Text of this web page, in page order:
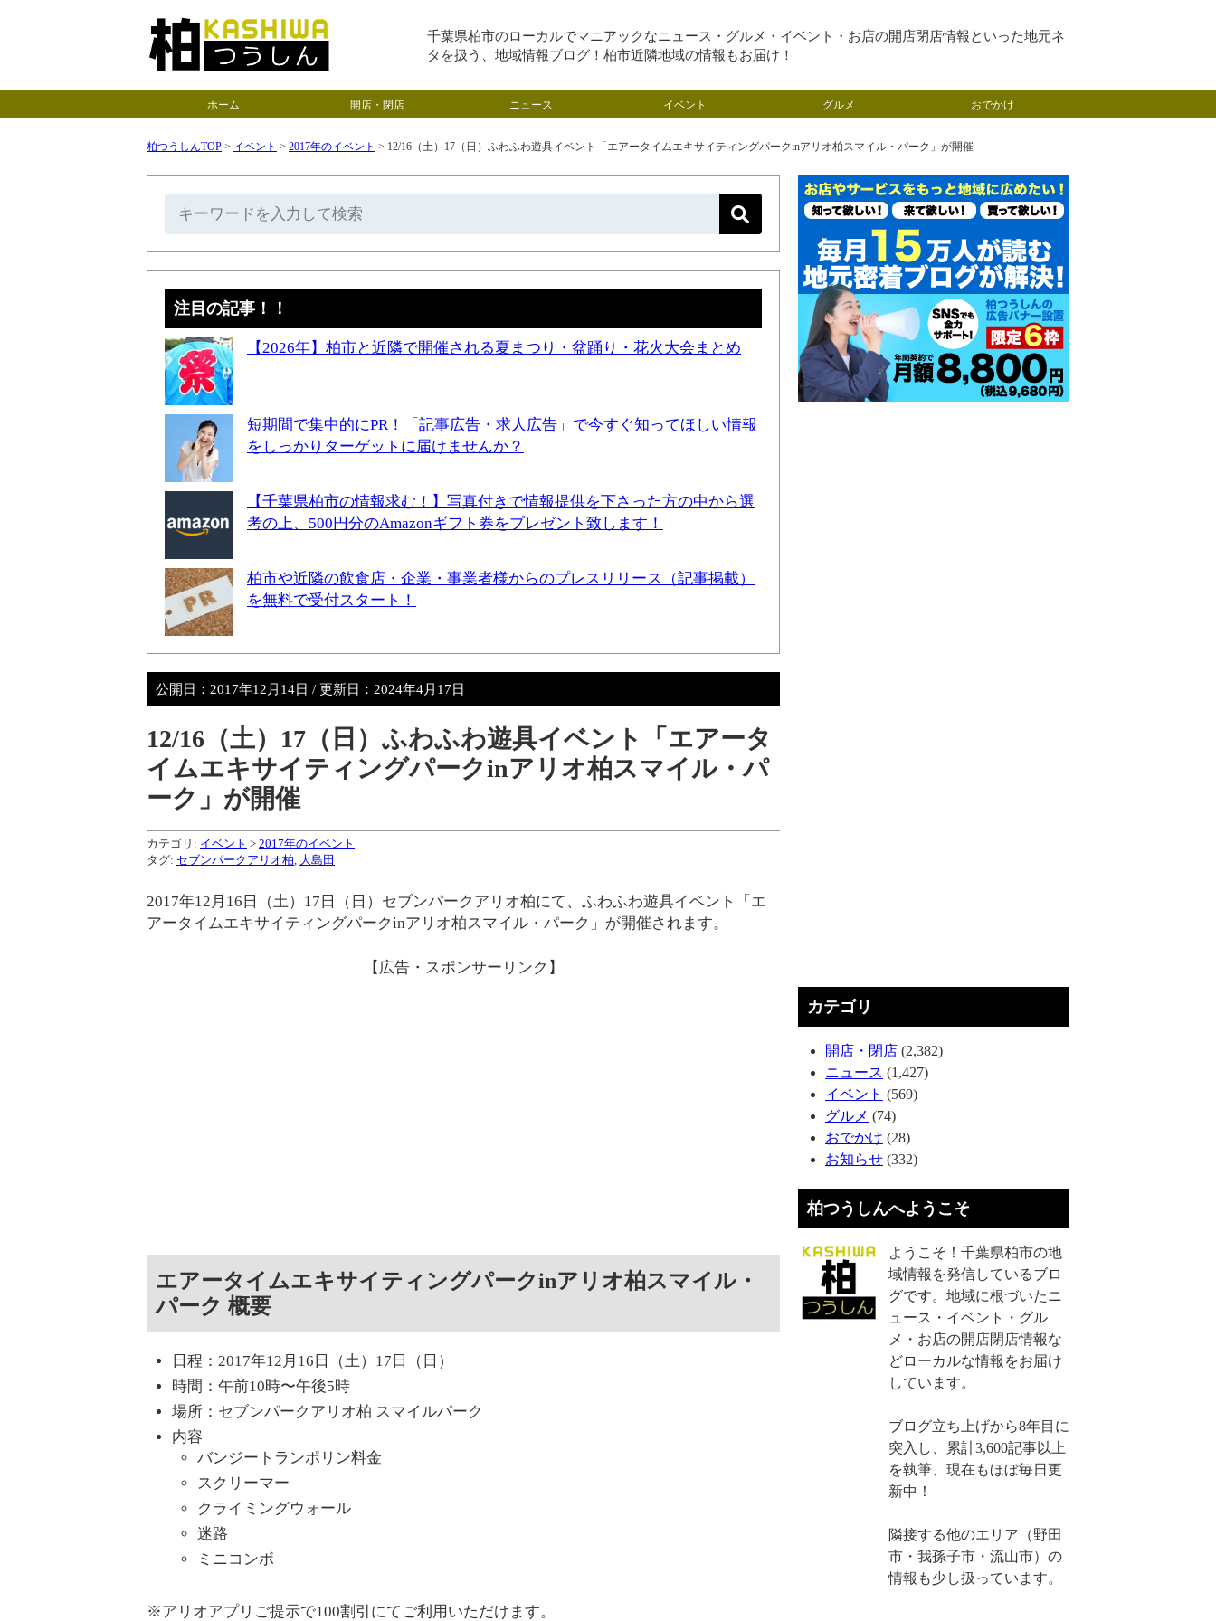
千葉県柏市のローカルでマニアックなニュース・グルメ・イベント・お店の開店閉店情報といった地元ネ
タを扱う、地域情報ブログ！柏市近隣地域の情報もお届け！
ホーム 開店・閉店 ニュース イベント グルメ おでかけ
柏つうしんTOP > イベント > 2017年のイベント > 12/16（土）17（日）ふわふわ遊具イベント「エアータイムエキサイティングパークinアリオ柏スマイル・パーク」が開催
注目の記事！！
【2026年】柏市と近隣で開催される夏まつり・盆踊り・花火大会まとめ
短期間で集中的にPR！「記事広告・求人広告」で今すぐ知ってほしい情報
をしっかりターゲットに届けませんか？
【千葉県柏市の情報求む！】写真付きで情報提供を下さった方の中から選
考の上、500円分のAmazonギフト券をプレゼント致します！
柏市や近隣の飲食店・企業・事業者様からのプレスリリース（記事掲載）
を無料で受付スタート！
公開日： 2017年12月14日 / 更新日： 2024年4月17日
12/16（土）17（日）ふわふわ遊具イベント「エアータ
イムエキサイティングパークinアリオ柏スマイル・パ
ーク」が開催
カテゴリ: イベント > 2017年のイベント
タグ: セブンパークアリオ柏 大島田
2017年12月16日（土）17日（日）セブンパークアリオ柏にて、ふわふわ遊具イベント「エ
アータイムエキサイティングパークinアリオ柏スマイル・パーク」が開催されます。
【広告・スポンサーリンク】
エアータイムエキサイティングパークinアリオ柏スマイル・
パーク 概要
日程：2017年12月16日（土）17日（日）
時間：午前10時〜午後5時
場所：セブンパークアリオ柏 スマイルパーク
内容
バンジートランポリン料金
スクリーマー
クライミングウォール
迷路
ミニコンボ
※アリオアプリご提示で100割引にてご利用いただけます。
カテゴリ
開店・閉店 (2,382)
ニュース (1,427)
イベント (569)
グルメ (74)
おでかけ (28)
お知らせ (332)
柏つうしんへようこそ
ようこそ！千葉県柏市の地
域情報を発信しているブロ
グです。地域に根づいたニ
ュース・イベント・グル
メ・お店の開店閉店情報な
どローカルな情報をお届け
しています。
ブログ立ち上げから8年目に
突入し、累計3,600記事以上
を執筆、現在もほぼ毎日更
新中！
隣接する他のエリア（野田
市・我孫子市・流山市）の
情報も少し扱っています。